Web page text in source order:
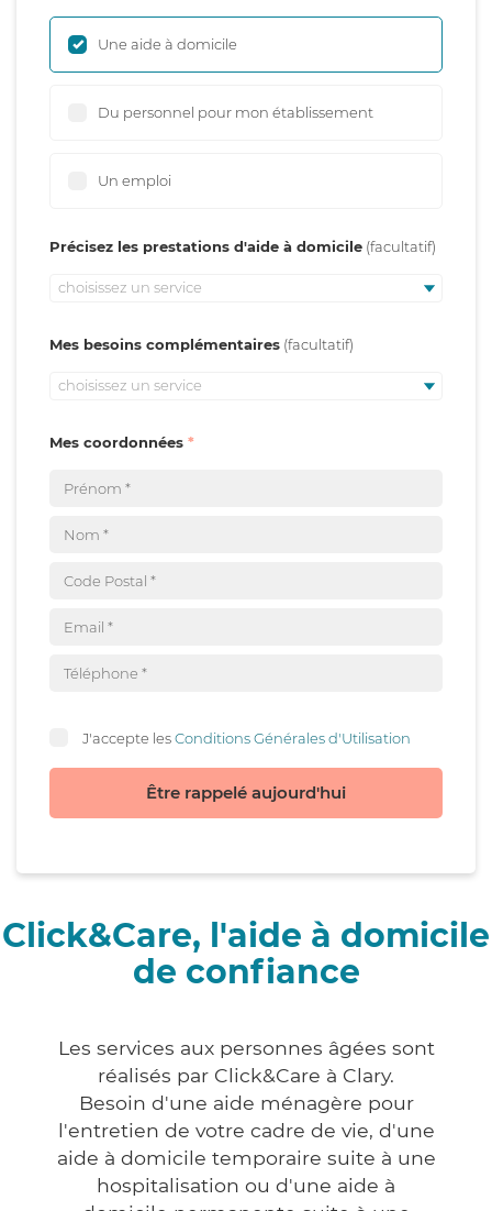
Une aide à domicile
Du personnel pour mon établissement
Un emploi
Précisez les prestations d'aide à domicile
choisissez un service
Mes besoins complémentaires
choisissez un service
Mes coordonnées
J'accepte lesConditions Générales d'Utilisation
Être rappelé aujourd'hui
Click&Care, l'aide à domicile
de confiance
Les services aux personnes âgées sont
réalisés par Click&Care à Clary.
Besoin d'une aide ménagère pour
l'entretien de votre cadre de vie, d'une
aide à domicile temporaire suite à une
hospitalisation ou d'une aide à